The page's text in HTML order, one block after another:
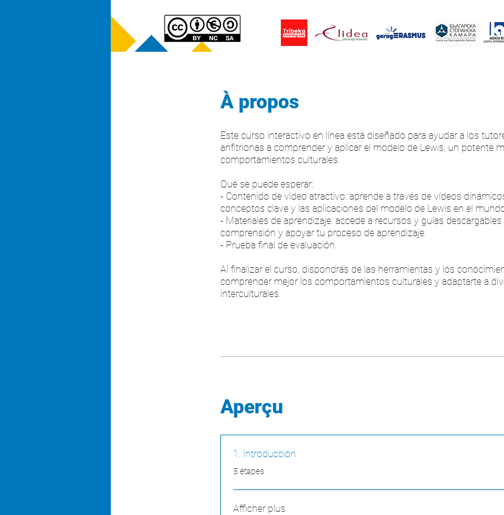
À propos
Este curso interactivo en línea está diseñado para ayudar a los
anfitrionas a comprender y aplicar el modelo de Lewis, un potente
comportamientos culturales.
Qué se puede esperar:
- Contenido de vídeo atractivo: aprende a través de vídeos
conceptos clave y las aplicaciones del modelo de Lewis en el
- Materiales de aprendizaje: accede a recursos y guías
comprensión y apoyar tu proceso de aprendizaje.
- Prueba final de evaluación.
Al finalizar el curso, dispondrás de las herramientas y los
comprender mejor los comportamientos culturales y adaptarte a
interculturales.
Aperçu
1. Introducción
.5 étapes
Afficher plus